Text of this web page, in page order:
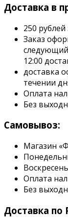
Доставка в
250
Заказ
12:00
доставка
течении
Оплата
Без
Самовывоз:
Магазин
Оплата
Без
Доставка по